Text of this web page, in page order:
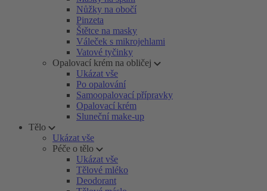
Nůžky na obočí
Pinzeta
Štětce na masky
Váleček s mikrojehlami
Vatové tyčinky
Opalovací krém na obličej
Ukázat vše
Po opalování
Samoopalovací přípravky
Opalovací krém
Sluneční make-up
Tělo
Ukázat vše
Péče o tělo
Ukázat vše
Tělové mléko
Deodorant